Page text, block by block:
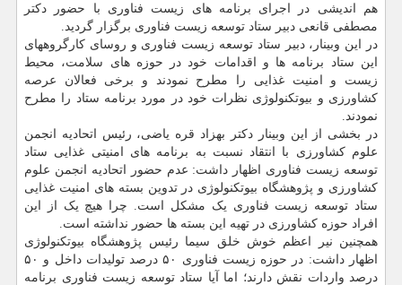
هم اندیشی در اجرای برنامه های زیست فناوری با حضور دکتر
مصطفی قانعی دبیر ستاد توسعه زیست فناوری برگزار گردید.
در این وبینار، دبیر ستاد توسعه زیست فناوری و روسای کارگروههای
این ستاد برنامه ها و اقدامات خود در حوزه های سلامت، محیط
زیست و امنیت غذایی را مطرح نمودند و برخی فعالان عرصه
کشاورزی و بیوتکنولوژی نظرات خود در مورد برنامه ستاد را مطرح
نمودند.
در بخشی از این وبینار دکتر بهزاد قره یاضی، رئیس اتحادیه انجمن
علوم کشاورزی با انتقاد نسبت به برنامه های امنیتی غذایی ستاد
توسعه زیست فناوری اظهار داشت: عدم حضور اتحادیه انجمن علوم
کشاورزی و پژوهشگاه بیوتکنولوژی در تدوین بسته های امنیت غذایی
ستاد توسعه زیست فناوری یک مشکل است. چرا هیچ یک از این
افراد حوزه کشاورزی در تهیه این بسته ها حضور نداشته است.
همچنین نیر اعظم خوش خلق سیما رئیس پژوهشگاه بیوتکنولوژی
اظهار داشت: در حوزه زیست فناوری ۵۰ درصد تولیدات داخل و ۵۰
درصد واردات نقش دارند؛ اما آیا ستاد توسعه زیست فناوری برنامه